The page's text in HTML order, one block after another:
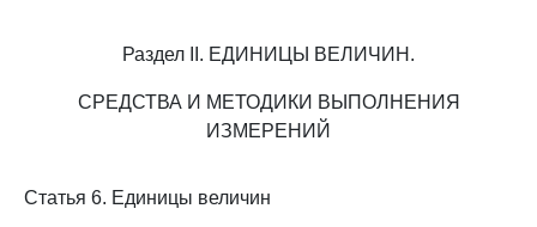
Раздел II. ЕДИНИЦЫ ВЕЛИЧИН.
СРЕДСТВА И МЕТОДИКИ ВЫПОЛНЕНИЯ
ИЗМЕРЕНИЙ
Статья 6. Единицы величин